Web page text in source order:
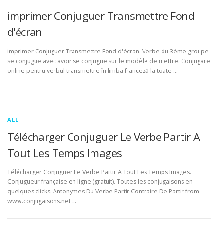
imprimer Conjuguer Transmettre Fond
d'écran
imprimer Conjuguer Transmettre Fond d'écran. Verbe du 3ème groupe
se conjugue avec avoir se conjugue sur le modèle de mettre. Conjugare
online pentru verbul transmettre în limba franceză la toate …
ALL
Télécharger Conjuguer Le Verbe Partir A
Tout Les Temps Images
Télécharger Conjuguer Le Verbe Partir A Tout Les Temps Images.
Conjugueur française en ligne (gratuit). Toutes les conjugaisons en
quelques clicks. Antonymes Du Verbe Partir Contraire De Partir from
www.conjugaisons.net …